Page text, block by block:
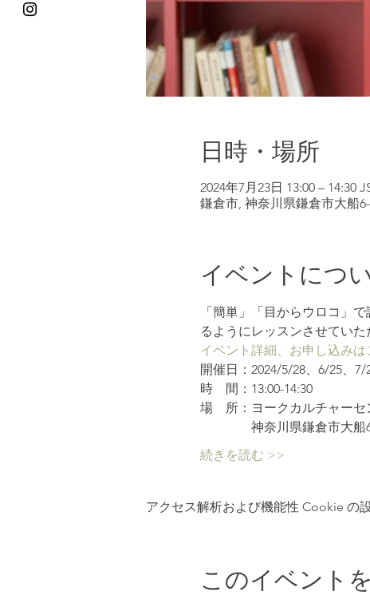
日時・場所
2024年7月23日 13:00 – 14:30
鎌倉市, 神奈川県鎌倉市大船
イベントにつ
「簡単」「目からウロコ」
るようにレッスンさせていた
イベント詳細、お申し込みは
開催日：2024/5/28、6/25、
時　間：13:00-14:30
場　所：ヨークカルチャーセ
神奈川県鎌倉市大船6-
続きを読む >>
アクセス解析および機能性 Cookie の
このイベント